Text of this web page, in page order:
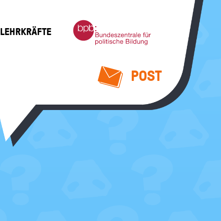
Bundeszentrale
für
politische
POST